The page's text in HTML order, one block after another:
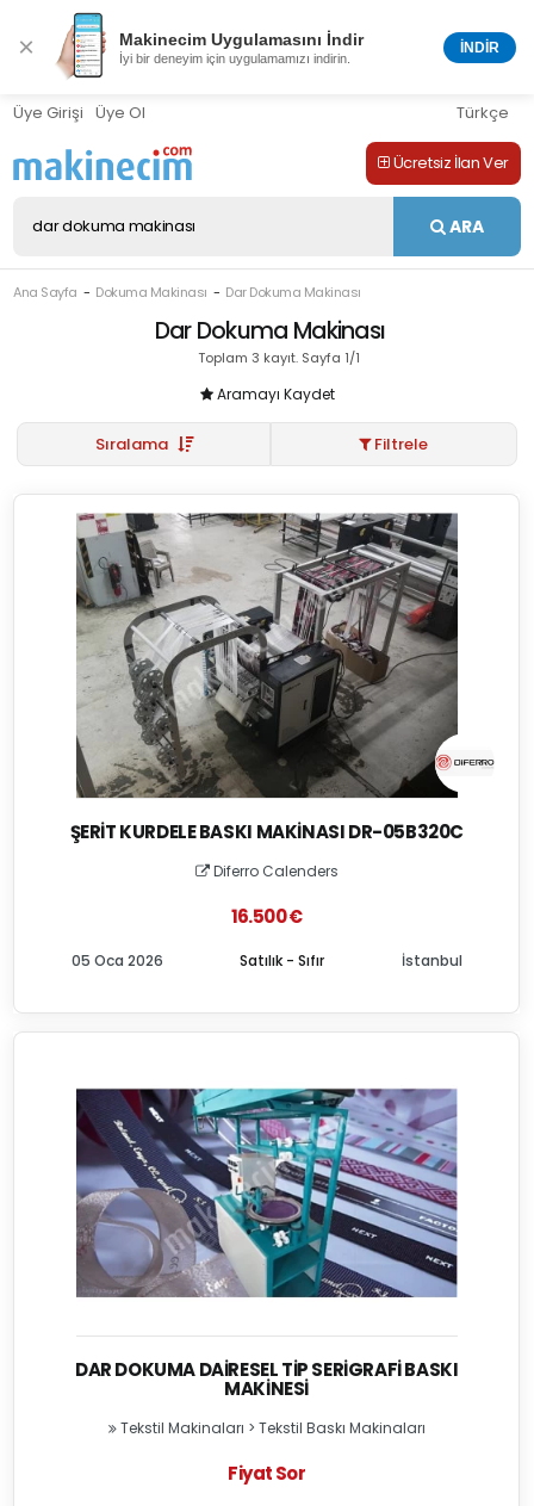
× Makinecim Uygulamasını İndir
İyi bir deneyim için uygulamamızı indirin.
İNDİR
Üye Girişi Üye Ol Türkçe
Ücretsiz İlan Ver
ARA
Ana Sayfa Dokuma Makinası Dar Dokuma Makinası
Dar Dokuma Makinası
Toplam 3 kayıt. Sayfa 1/1
Aramayı Kaydet
Sıralama Filtrele
ŞERIT KURDELE BASKI MAKINASI DR-05B320C
Diferro Calenders
16.500 €
Satılık - Sıfır
05 Oca 2026 İstanbul
DAR DOKUMA DAIRESEL TIP SERIGRAFI BASKI
MAKINESI
Tekstil Makinaları > Tekstil Baskı Makinaları
Fiyat Sor